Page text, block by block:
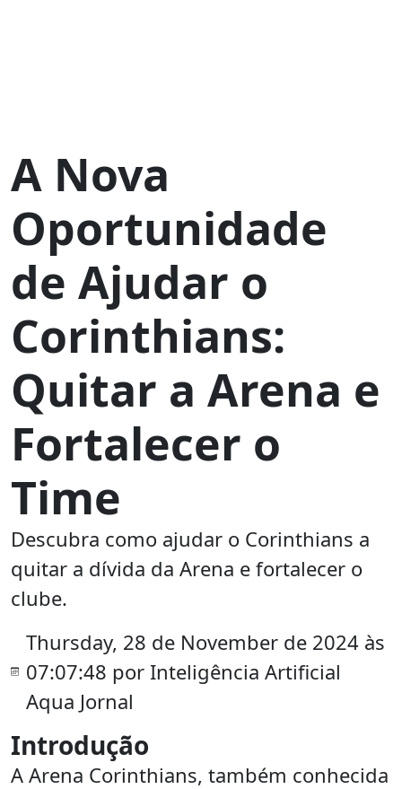
A Nova
Oportunidade
de Ajudar o
Corinthians:
Quitar a Arena e
Fortalecer o
Time
Descubra como ajudar o Corinthians a
quitar a dívida da Arena e fortalecer o
clube.
Thursday, 28 de November de 2024 às
07:07:48 por Inteligência Artificial
Aqua Jornal
Introdução
A Arena Corinthians, também conhecida